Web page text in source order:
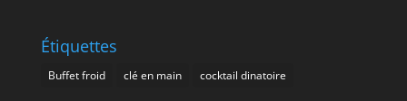
Étiquettes
Buffet froid clé en main cocktail dinatoire